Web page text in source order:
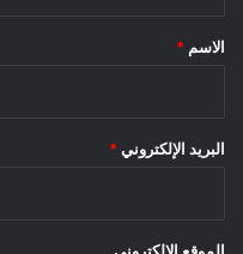
*
الاسم *
البريد الإلكتروني *
الموقع الإلكتروني